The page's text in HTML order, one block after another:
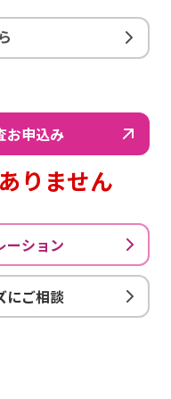
お申込み
りません
ーション
にご相談